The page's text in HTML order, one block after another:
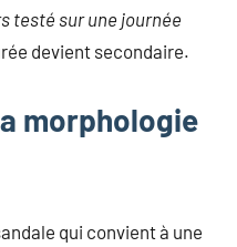
testé sur une journée
devient secondaire.
morphologie
qui convient à une